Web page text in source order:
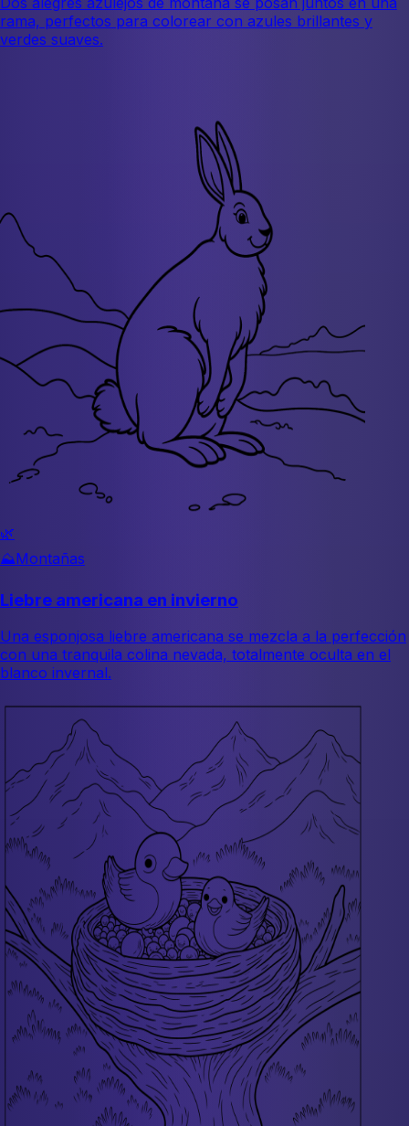
rama, perfectos para colorear con azules brillantes y
verdes suaves.
🌿
⛰️Montañas
Liebre americana en invierno
Una esponjosa liebre americana se mezcla a la perfección
con una tranquila colina nevada, totalmente oculta en el
blanco invernal.